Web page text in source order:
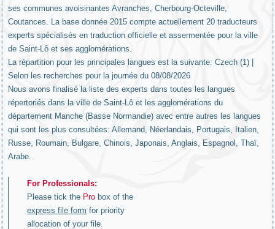
ses communes avoisinantes Avranches, Cherbourg-Octeville,
Coutances. La base donnée 2015 compte actuellement 20 traducteurs
experts spécialisés en traduction officielle et assermentée pour la ville
de Saint-Lô et ses agglomérations.
La répartition pour les principales langues est la suivante: Czech (1) |
Selon les recherches pour la journée du 08/08/2026
Nous avons finalisé la liste des experts dans toutes les langues
répertoriés dans la ville de Saint-Lô et les agglomérations du
département Manche (Basse Normandie) avec entre autres les langues
qui sont les plus consultées: Allemand, Néerlandais, Portugais, Italien,
Russe, Roumain, Bulgare, Chinois, Japonais, Anglais, Espagnol, Thaï,
Arabe.
For Professionals:
Please tick the Pro box of the
express file form for priority
allocation of your file.